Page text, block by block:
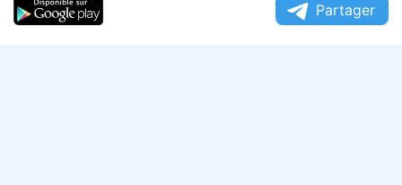
Partager